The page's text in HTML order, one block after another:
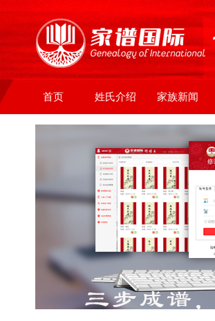
首页 姓氏介绍 家族新闻